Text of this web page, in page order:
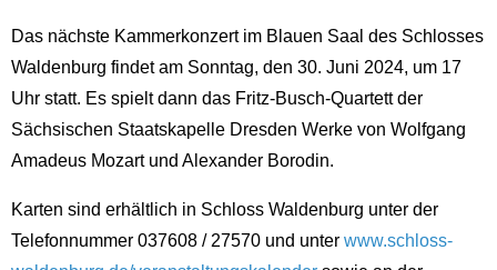
Das nächste Kammerkonzert im Blauen Saal des Schlosses
Waldenburg findet am Sonntag, den 30. Juni 2024, um 17
Uhr statt. Es spielt dann das Fritz-Busch-Quartett der
Sächsischen Staatskapelle Dresden Werke von Wolfgang
Amadeus Mozart und Alexander Borodin.
Karten sind erhältlich in Schloss Waldenburg unter der
Telefonnummer 037608 / 27570 und unter www.schloss-